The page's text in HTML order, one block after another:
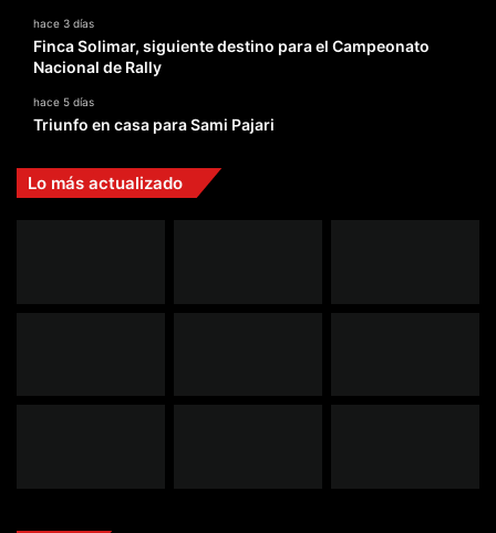
hace 3 días
Finca Solimar, siguiente destino para el Campeonato
Nacional de Rally
hace 5 días
Triunfo en casa para Sami Pajari
Lo más actualizado